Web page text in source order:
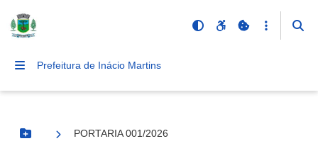
Prefeitura de Inácio Martins
Botão Menu
PORTARIA 001/2026